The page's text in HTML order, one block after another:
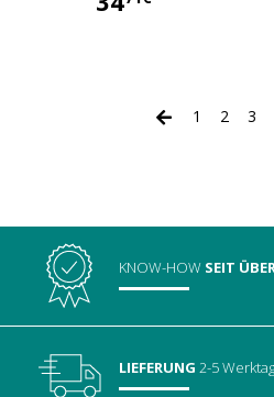
1 2 3
KNOW-HOW SEIT
LIEFERUNG 2-5